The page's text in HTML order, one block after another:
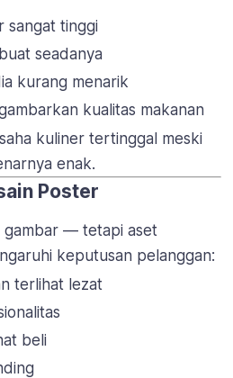
sangat tinggi
seadanya
kurang menarik
kualitas makanan
kuliner tertinggal meski
enak.
Poster
gambar — tetapi aset
keputusan pelanggan:
terlihat lezat
beli